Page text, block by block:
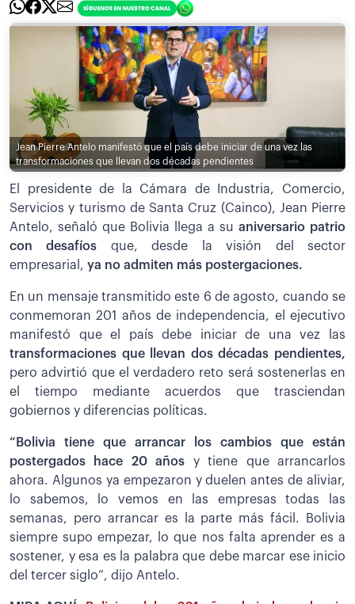
Jean Pierre Antelo manifestó que el país debe iniciar de una vez las
transformaciones que llevan dos décadas pendientes
El presidente de la Cámara de Industria, Comercio,
Servicios y turismo de Santa Cruz (Cainco), Jean Pierre
Antelo, señaló que Bolivia llega a su aniversario patrio
con desafíos que, desde la visión del sector
empresarial, ya no admiten más postergaciones.
En un mensaje transmitido este 6 de agosto, cuando se
conmemoran 201 años de independencia, el ejecutivo
manifestó que el país debe iniciar de una vez las
transformaciones que llevan dos décadas pendientes,
pero advirtió que el verdadero reto será sostenerlas en
el tiempo mediante acuerdos que trasciendan
gobiernos y diferencias políticas.
“Bolivia tiene que arrancar los cambios que están
postergados hace 20 años y tiene que arrancarlos
ahora. Algunos ya empezaron y duelen antes de aliviar,
lo sabemos, lo vemos en las empresas todas las
semanas, pero arrancar es la parte más fácil. Bolivia
siempre supo empezar, lo que nos falta aprender es a
sostener, y esa es la palabra que debe marcar ese inicio
del tercer siglo”, dijo Antelo.